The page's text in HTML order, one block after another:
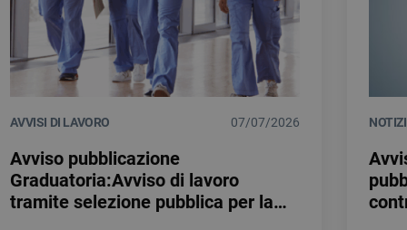
AVVISI DI LAVORO 07/07/2026
Avviso pubblicazione
Graduatoria:Avviso di lavoro
tramite selezione pubblica per la